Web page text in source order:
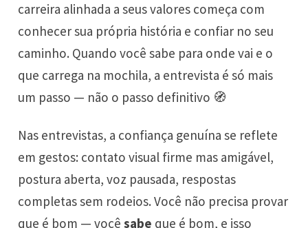
carreira alinhada a seus valores começa com
conhecer sua própria história e confiar no seu
caminho. Quando você sabe para onde vai e o
que carrega na mochila, a entrevista é só mais
um passo — não o passo definitivo 🧭
Nas entrevistas, a confiança genuína se reflete
em gestos: contato visual firme mas amigável,
postura aberta, voz pausada, respostas
completas sem rodeios. Você não precisa provar
que é bom — vocêsabe que é bom, e isso